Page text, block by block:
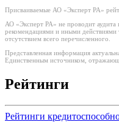
Присваиваемые АО «Эксперт РА»
АО «Эксперт РА» не проводит аудита
рекомендациями и иными
отсутствием всего перечисленного.
Представленная информация
Единственным источником,
Рейтинги
Рейтинги